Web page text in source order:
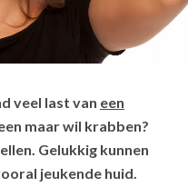
veel last van een
maar wil krabben?
Gelukkig kunnen
jeukende huid.